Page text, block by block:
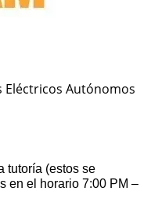
Eléctricos Autónomos
tutoría (estos se
en el horario 7:00 PM –